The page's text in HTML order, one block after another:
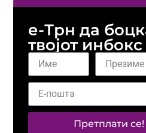
е-Трн да
твојот инбокс
Претплати се!